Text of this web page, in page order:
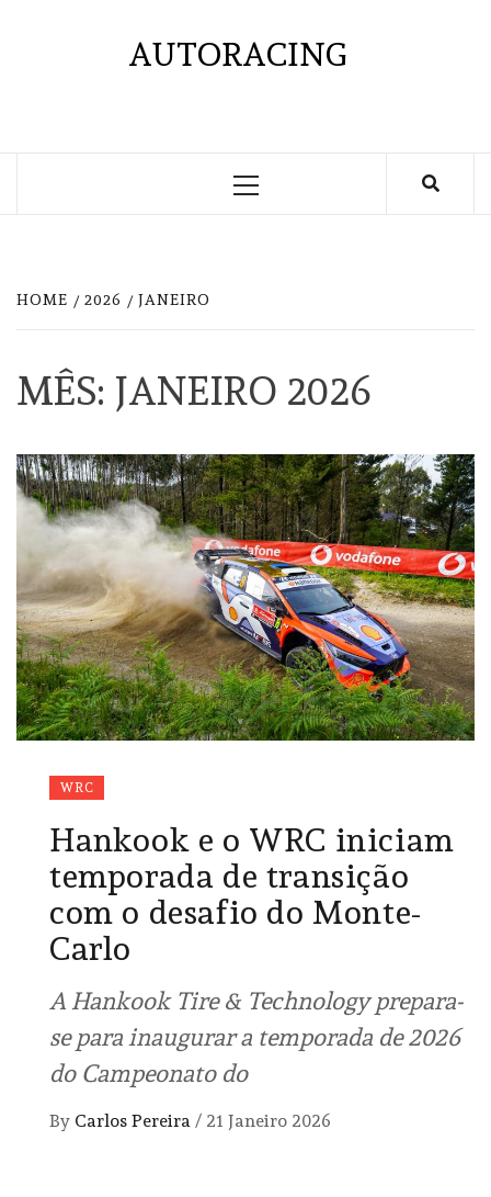
AUTORACING
Primary
HOME 2026 JANEIRO
MÊS: JANEIRO 2026
WRC
Hankook e o WRC iniciam
temporada de transição
com o desafio do Monte-
Carlo
A Hankook Tire & Technology prepara-
se para inaugurar a temporada de 2026
do Campeonato do
By Carlos Pereira / 21 Janeiro 2026